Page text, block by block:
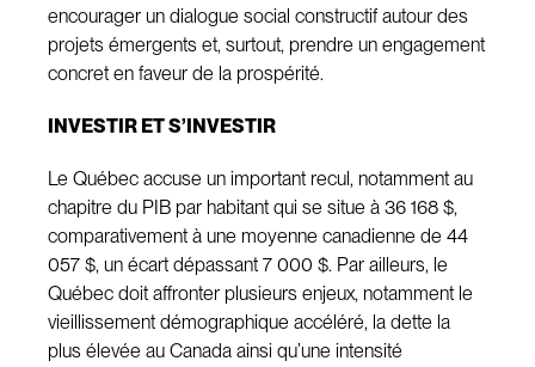
encourager un dialogue social constructif autour des
projets émergents et, surtout, prendre un engagement
concret en faveur de la prospérité.
INVESTIR ET S’INVESTIR
Le Québec accuse un important recul, notamment au
chapitre du PIB par habitant qui se situe à 36 168 $,
comparativement à une moyenne canadienne de 44
057 $, un écart dépassant 7 000 $. Par ailleurs, le
Québec doit affronter plusieurs enjeux, notamment le
vieillissement démographique accéléré, la dette la
plus élevée au Canada ainsi qu’une intensité